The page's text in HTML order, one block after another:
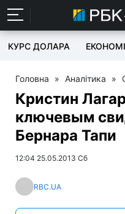
КУРС ДОЛАРА
Головна » Аналітика »
Кристин
ключевым
Бернара Тапи
12:04 25.05.2013 Сб
RBC.UA